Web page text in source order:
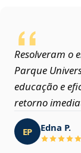
Resolveram o
Parque
educação e
retorno
EP Edna P.